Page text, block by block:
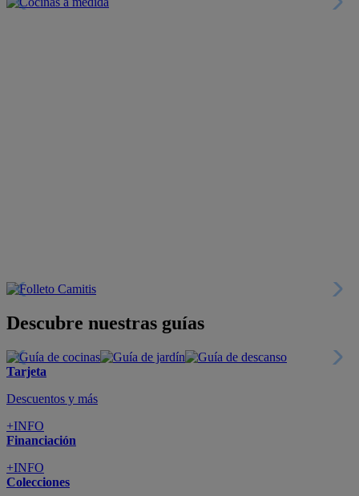
Descubre nuestras guías
Tarjeta
Descuentos y más
+INFO
Financiación
+INFO
Colecciones